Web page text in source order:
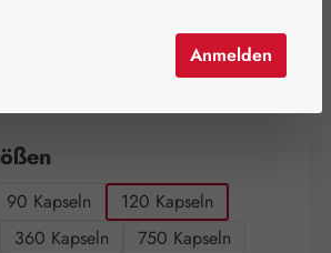
Es sind nur noch wenige Artikel
90 Kapseln
120 Kapseln
360 Kapseln
750 Kapseln
Anmelden